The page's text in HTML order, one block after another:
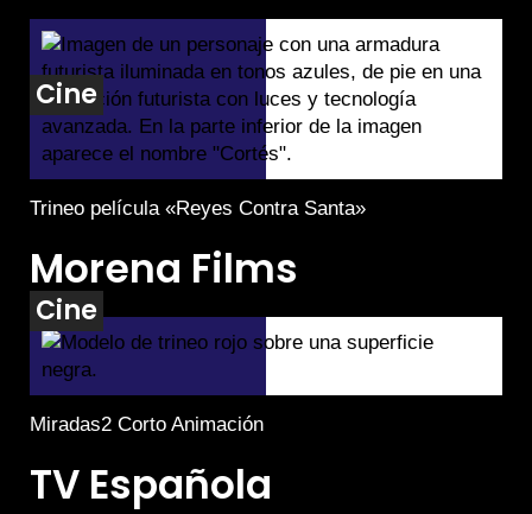
Cine
Trineo película «Reyes Contra Santa»
Morena Films
Cine
Miradas2 Corto Animación
TV Española